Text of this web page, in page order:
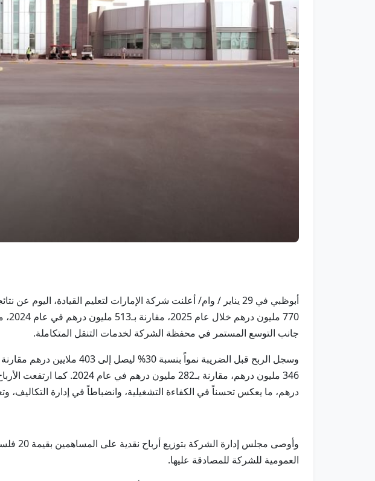
جانب التوسع المستمر في محفظة الشركة لخدمات التنقل المتكاملة.
درهم، ما يعكس تحسناً في الكفاءة التشغيلية، وانضباطاً في إدارة التكاليف،
العمومية للشركة للمصادقة عليها.